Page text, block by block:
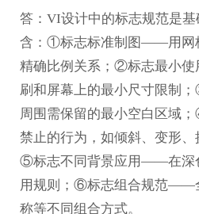
答：VI设计中的标志规范是
含：①标志标准制图——用网
精确比例关系；②标志最小
刷和屏幕上的最小尺寸限制
周围需保留的最小空白区域
禁止的行为，如倾斜、变形、
⑤标志不同背景应用——在深
用规则；⑥标志组合规范——
称等不同组合方式。